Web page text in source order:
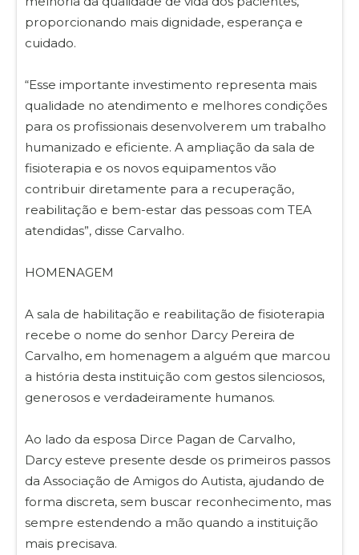
proporcionando mais dignidade, esperança e
cuidado.
“Esse importante investimento representa mais
qualidade no atendimento e melhores condições
para os profissionais desenvolverem um trabalho
humanizado e eficiente. A ampliação da sala de
fisioterapia e os novos equipamentos vão
contribuir diretamente para a recuperação,
reabilitação e bem-estar das pessoas com TEA
atendidas”, disse Carvalho.
HOMENAGEM
A sala de habilitação e reabilitação de fisioterapia
recebe o nome do senhor Darcy Pereira de
Carvalho, em homenagem a alguém que marcou
a história desta instituição com gestos silenciosos,
generosos e verdadeiramente humanos.
Ao lado da esposa Dirce Pagan de Carvalho,
Darcy esteve presente desde os primeiros passos
da Associação de Amigos do Autista, ajudando de
forma discreta, sem buscar reconhecimento, mas
sempre estendendo a mão quando a instituição
mais precisava.